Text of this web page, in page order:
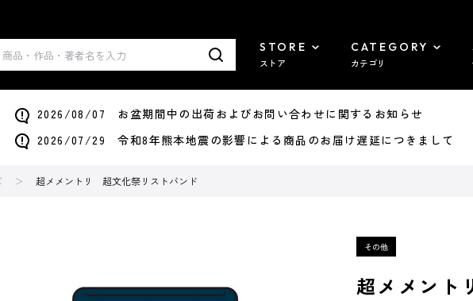
STORE
ストア
CATEGORY
カテゴリ
2026/08/07 お盆期間中の出荷およびお問い合わせに関するお知らせ
2026/07/29 令和8年熊本地震の影響による商品のお届け遅延につきまして
超メメントリ 超文化祭リストバンド
超メメント